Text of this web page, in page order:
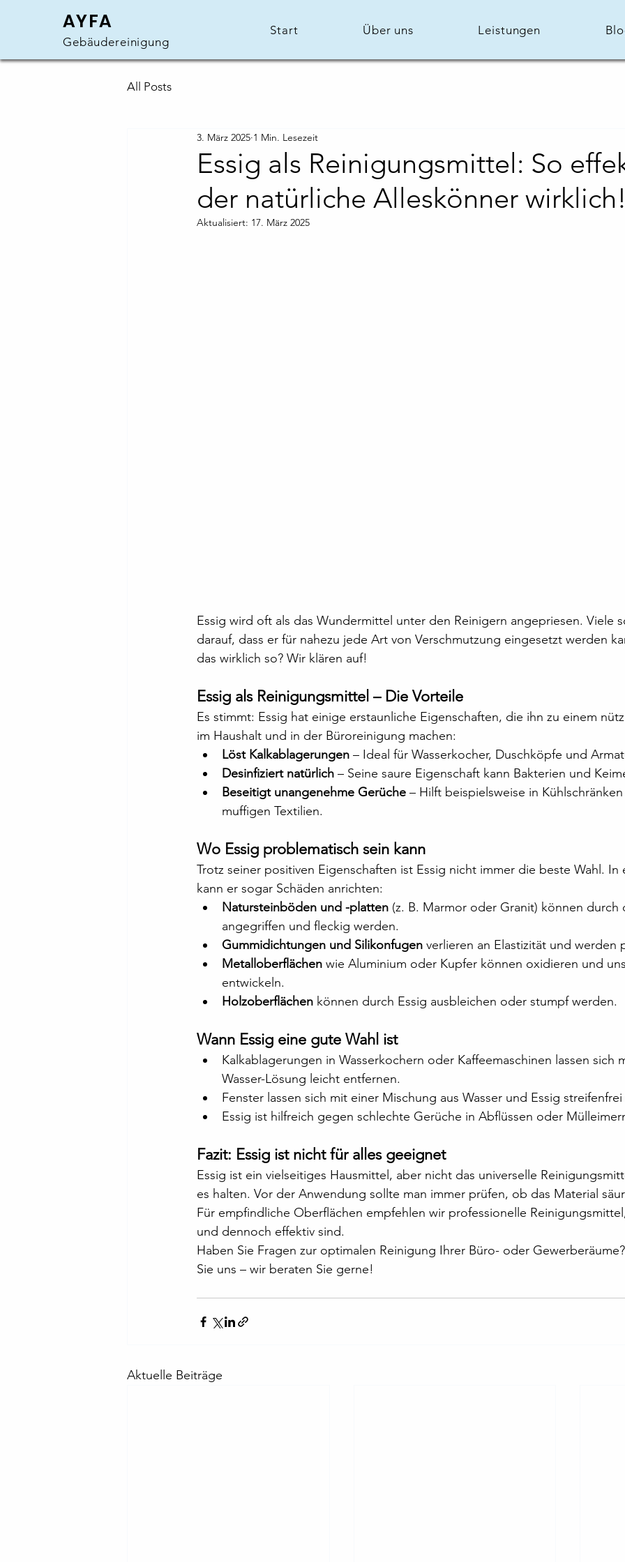
AYFA
Gebäudereinigung
Start Über uns Leistungen
All Posts
Essig als Reinigungsmittel: So
der natürliche Alleskönner wirklich!
3. März 2025 1 Min. Lesezeit
Aktualisiert: 17. März 2025
Essig wird oft als das Wundermittel unter den Reinigern angepriesen. Viele
darauf, dass er für nahezu jede Art von Verschmutzung eingesetzt werden
das wirklich so? Wir klären auf!
Essig als Reinigungsmittel – Die Vorteile
Es stimmt: Essig hat einige erstaunliche Eigenschaften, die ihn zu einem
im Haushalt und in der Büroreinigung machen:
Löst Kalkablagerungen – Ideal für Wasserkocher, Duschköpfe und
Desinfiziert natürlich – Seine saure Eigenschaft kann Bakterien und
Beseitigt unangenehme Gerüche – Hilft beispielsweise in
muffigen Textilien.
Wo Essig problematisch sein kann
Trotz seiner positiven Eigenschaften ist Essig nicht immer die beste Wahl. In
kann er sogar Schäden anrichten:
Natursteinböden und -platten (z. B. Marmor oder Granit) können durch
angegriffen und fleckig werden.
Gummidichtungen und Silikonfugen verlieren an Elastizität und werden
Metalloberflächen wie Aluminium oder Kupfer können oxidieren und
entwickeln.
Holzoberflächen können durch Essig ausbleichen oder stumpf werden.
Wann Essig eine gute Wahl ist
Kalkablagerungen in Wasserkochern oder Kaffeemaschinen lassen sich
Wasser-Lösung leicht entfernen.
Fenster lassen sich mit einer Mischung aus Wasser und Essig
Essig ist hilfreich gegen schlechte Gerüche in Abflüssen oder
Fazit: Essig ist nicht für alles geeignet
Essig ist ein vielseitiges Hausmittel, aber nicht das universelle
es halten. Vor der Anwendung sollte man immer prüfen, ob das Material
Für empfindliche Oberflächen empfehlen wir professionelle
und dennoch effektiv sind.
Haben Sie Fragen zur optimalen Reinigung Ihrer Büro- oder
Sie uns – wir beraten Sie gerne!
Aktuelle Beiträge